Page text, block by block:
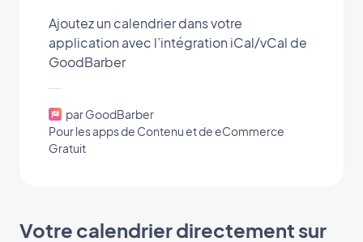
Ajoutez un calendrier dans votre
application avec l’intégration iCal/vCal de
GoodBarber
par GoodBarber
Pour les apps de Contenu et de eCommerce
Gratuit
Votre calendrier directement sur